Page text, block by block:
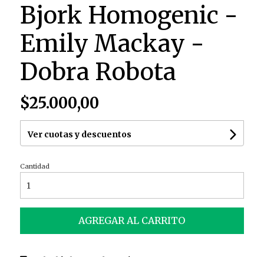
Bjork Homogenic -
Emily Mackay -
Dobra Robota
$25.000,00
Ver cuotas y descuentos
Cantidad
AGREGAR AL CARRITO